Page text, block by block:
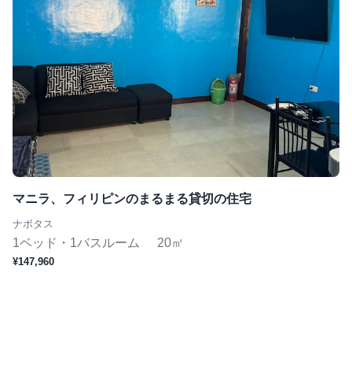
マニラ、フィリピンのまるまる貸切の住宅
ナボタス
1ベッド・1バスルーム 20㎡
¥147,960